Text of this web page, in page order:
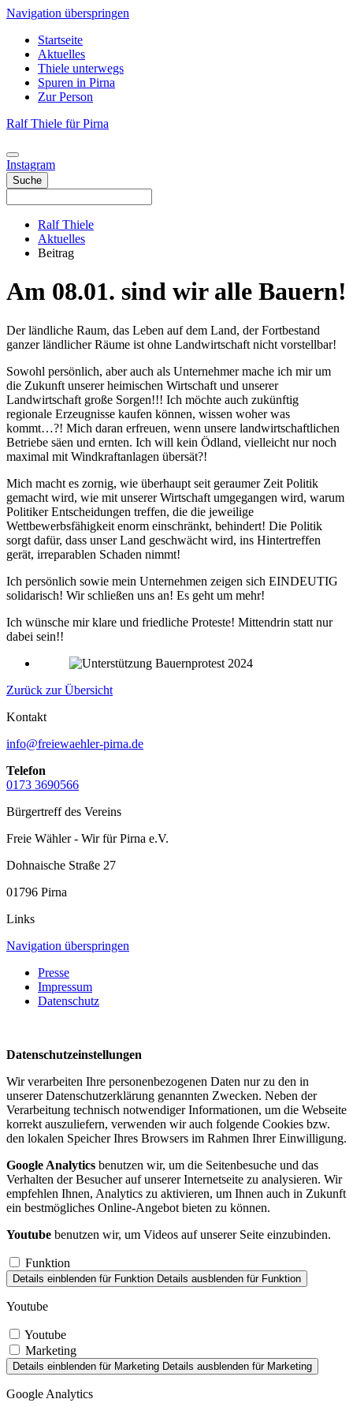
Navigation überspringen
Startseite
Aktuelles
Thiele unterwegs
Spuren in Pirna
Zur Person
Ralf Thiele für Pirna
Instagram
Suche
Ralf Thiele
Aktuelles
Beitrag
Am 08.01. sind wir alle Bauern!
Der ländliche Raum, das Leben auf dem Land, der Fortbestand
ganzer ländlicher Räume ist ohne Landwirtschaft nicht vorstellbar!
Sowohl persönlich, aber auch als Unternehmer mache ich mir um
die Zukunft unserer heimischen Wirtschaft und unserer
Landwirtschaft große Sorgen!!! Ich möchte auch zukünftig
regionale Erzeugnisse kaufen können, wissen woher was
kommt…?! Mich daran erfreuen, wenn unsere landwirtschaftlichen
Betriebe säen und ernten. Ich will kein Ödland, vielleicht nur noch
maximal mit Windkraftanlagen übersät?!
Mich macht es zornig, wie überhaupt seit geraumer Zeit Politik
gemacht wird, wie mit unserer Wirtschaft umgegangen wird, warum
Politiker Entscheidungen treffen, die die jeweilige
Wettbewerbsfähigkeit enorm einschränkt, behindert! Die Politik
sorgt dafür, dass unser Land geschwächt wird, ins Hintertreffen
gerät, irreparablen Schaden nimmt!
Ich persönlich sowie mein Unternehmen zeigen sich EINDEUTIG
solidarisch! Wir schließen uns an! Es geht um mehr!
Ich wünsche mir klare und friedliche Proteste! Mittendrin statt nur
dabei sein!!
Zurück zur Übersicht
Kontakt
info@freiewaehler-pirna.de
Telefon
0173 3690566
Bürgertreff des Vereins
Freie Wähler - Wir für Pirna e.V.
Dohnaische Straße 27
01796 Pirna
Links
Navigation überspringen
Presse
Impressum
Datenschutz
Datenschutzeinstellungen
Wir verarbeiten Ihre personenbezogenen Daten nur zu den in
unserer Datenschutzerklärung genannten Zwecken. Neben der
Verarbeitung technisch notwendiger Informationen, um die Webseite
korrekt auszuliefern, verwenden wir auch folgende Cookies bzw.
den lokalen Speicher Ihres Browsers im Rahmen Ihrer Einwilligung.
Google Analytics benutzen wir, um die Seitenbesuche und das
Verhalten der Besucher auf unserer Internetseite zu analysieren. Wir
empfehlen Ihnen, Analytics zu aktivieren, um Ihnen auch in Zukunft
ein bestmögliches Online-Angebot bieten zu können.
Youtube benutzen wir, um Videos auf unserer Seite einzubinden.
Funktion
Details einblenden für Funktion Details ausblenden für Funktion
Youtube
Youtube
Marketing
Details einblenden für Marketing Details ausblenden für Marketing
Google Analytics